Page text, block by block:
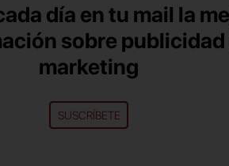
día en tu mail la
sobre publicidad
marketing
SUSCRÍBETE